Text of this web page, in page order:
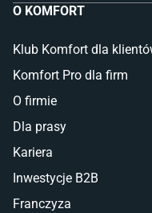
O KOMFORT
Klub Komfort dla
Komfort Pro dla firm
O firmie
Dla prasy
Kariera
Inwestycje B2B
Franczyza